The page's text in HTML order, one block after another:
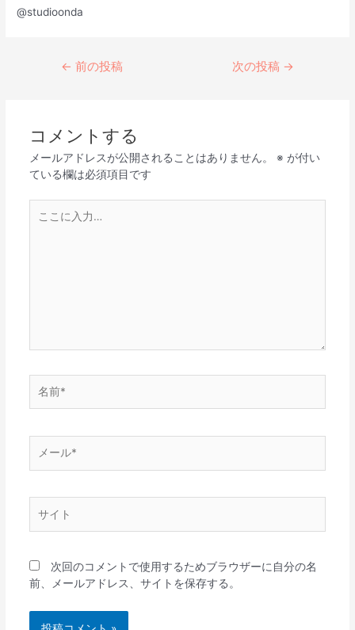
@studioonda
← 前の投稿 次の投稿 →
コメントする
メールアドレスが公開されることはありません。 ※ が付い
ている欄は必須項目です
前
ー
次回のコメントで使用するためブラウザーに自分の名
前、メールアドレス、サイトを保存する。